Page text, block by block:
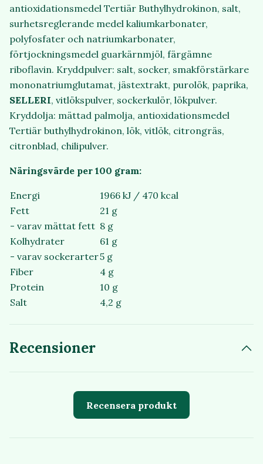
antioxidationsmedel Tertiär Buthylhydrokinon, salt,
surhetsreglerande medel kaliumkarbonater,
polyfosfater och natriumkarbonater,
förtjockningsmedel guarkärnmjöl, färgämne
riboflavin. Kryddpulver: salt, socker, smakförstärkare
mononatriumglutamat, jästextrakt, purolök, paprika,
SELLERI, vitlökspulver, sockerkulör, lökpulver.
Kryddolja: mättad palmolja, antioxidationsmedel
Tertiär buthylhydrokinon, lök, vitlök, citrongräs,
citronblad, chilipulver.
Näringsvärde per 100 gram:
Energi
1966 kJ / 470 kcal
Fett
21 g
- varav mättat fett 8 g
Kolhydrater
61 g
- varav sockerarter5 g
Fiber
4 g
Protein
10 g
Salt
4,2 g
Recensioner
Recensera produkt